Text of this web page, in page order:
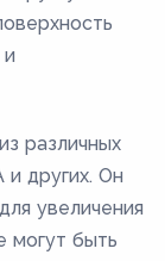
различных
и других. Он
увеличения
могут быть